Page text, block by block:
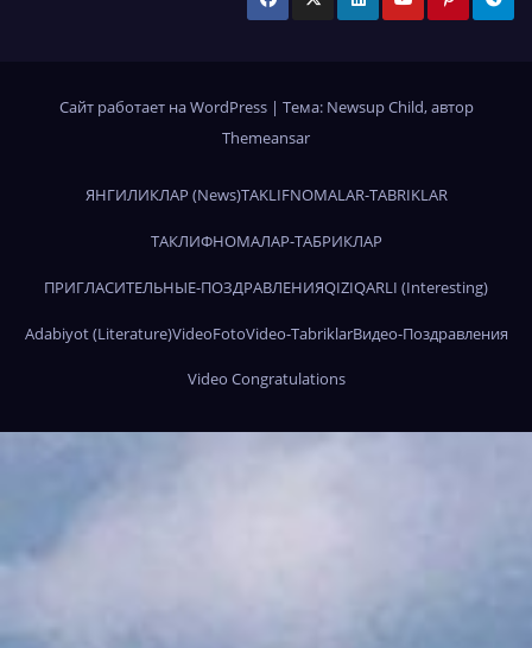
Сайт работает на WordPress | Тема: Newsup Child, автор
Themeansar
ЯНГИЛИКЛАР (News)TAKLIFNOMALAR-TABRIKLAR
ТАКЛИФНОМАЛАР-ТАБРИКЛАР
ПРИГЛАСИТЕЛЬНЫЕ-ПОЗДРАВЛЕНИЯQIZIQARLI (Interesting)
Adabiyot (Literature)VideoFotoVideo-TabriklarВидео-Поздравления
Video Congratulations